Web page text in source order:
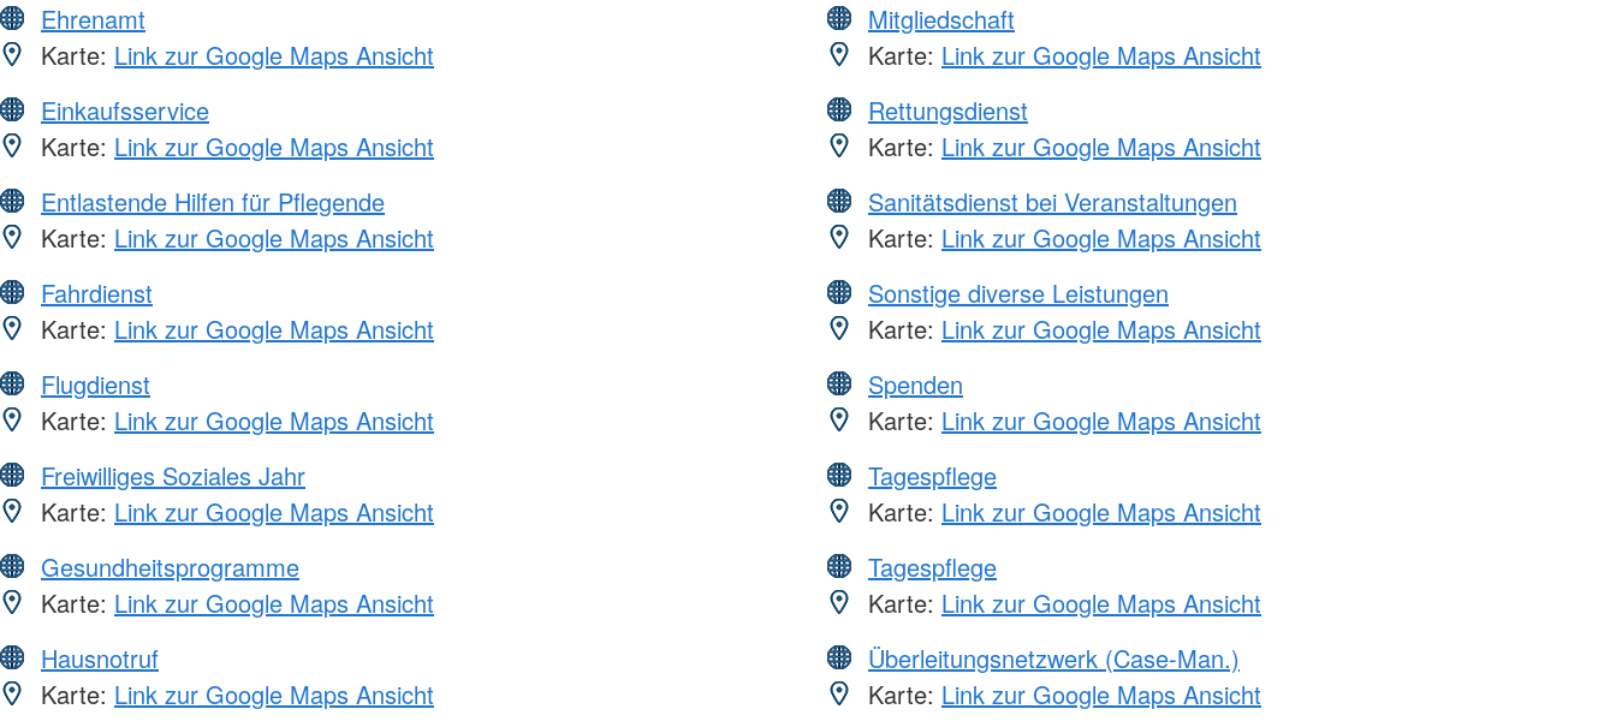
Ehrenamt
Karte: Link zur Google Maps Ansicht
Einkaufsservice
Karte: Link zur Google Maps Ansicht
Entlastende Hilfen für Pflegende
Karte: Link zur Google Maps Ansicht
Fahrdienst
Karte: Link zur Google Maps Ansicht
Flugdienst
Karte: Link zur Google Maps Ansicht
Freiwilliges Soziales Jahr
Karte: Link zur Google Maps Ansicht
Gesundheitsprogramme
Karte: Link zur Google Maps Ansicht
Hausnotruf
Karte: Link zur Google Maps Ansicht
Mitgliedschaft
Karte: Link zur Google Maps Ansicht
Rettungsdienst
Karte: Link zur Google Maps Ansicht
Sanitätsdienst bei Veranstaltungen
Karte: Link zur Google Maps Ansicht
Sonstige diverse Leistungen
Karte: Link zur Google Maps Ansicht
Spenden
Karte: Link zur Google Maps Ansicht
Tagespflege
Karte: Link zur Google Maps Ansicht
Tagespflege
Karte: Link zur Google Maps Ansicht
Überleitungsnetzwerk (Case-Man.)
Karte: Link zur Google Maps Ansicht